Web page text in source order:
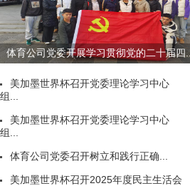
体育公司党委开展学习贯彻党的二十届四...
美加墨世界杯召开党委理论学习中心
组...
美加墨世界杯召开党委理论学习中心
组...
体育公司党委召开树立和践行正确...
美加墨世界杯召开2025年度民主生活会